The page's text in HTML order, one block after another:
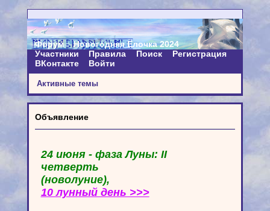
Форум
Новогодняя Ёлочка 2024
Участники
Правила Поиск
Регистрация
ВКонтакте
Войти
Активные темы
Объявление
24 июня - фаза Луны: II
четверть
(новолуние),
10 лунный день >>>